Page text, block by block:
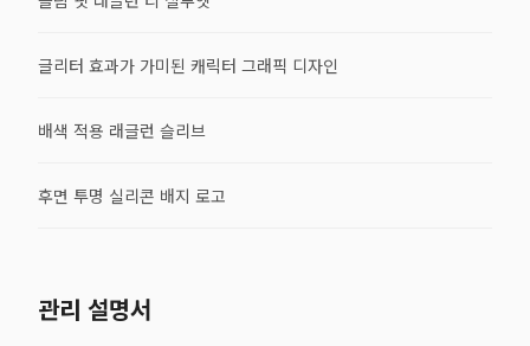
글리터 효과가 가미된 캐릭터 그래픽 디자인
배색 적용 래글런 슬리브
후면 투명 실리콘 배지 로고
관리 설명서